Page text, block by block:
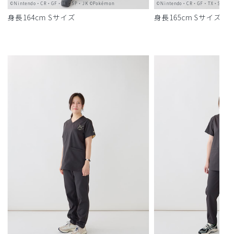
©Nintendo・CR・GF・TX・SP・JK ©Pokémon
身長164cm Sサイズ
©Nintendo・CR・GF・TX・SP
身長165cm Sサイズ